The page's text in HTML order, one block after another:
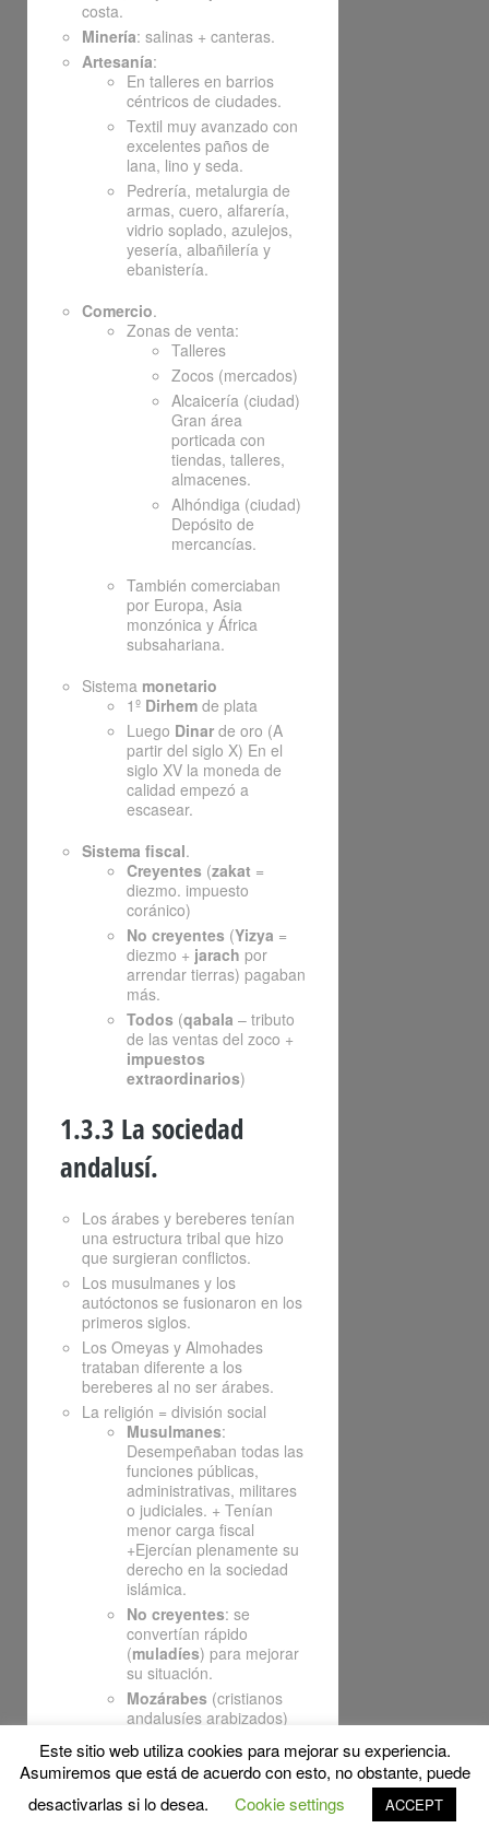
costa.
Minería: salinas + canteras.
Artesanía:
En talleres en barrios
céntricos de ciudades.
Textil muy avanzado con
excelentes paños de
lana, lino y seda.
Pedrería, metalurgia de
armas, cuero, alfarería,
vidrio soplado, azulejos,
yesería, albañilería y
ebanistería.
Comercio.
Zonas de venta:
Talleres
Zocos (mercados)
Alcaicería (ciudad)
Gran área
porticada con
tiendas, talleres,
almacenes.
Alhóndiga (ciudad)
Depósito de
mercancías.
También comerciaban
por Europa, Asia
monzónica y África
subsahariana.
Sistema monetario
1º Dirhem de plata
Luego Dinar de oro (A
partir del siglo X) En el
siglo XV la moneda de
calidad empezó a
escasear.
Sistema fiscal.
Creyentes (zakat =
diezmo. impuesto
coránico)
No creyentes (Yizya =
diezmo + jarach por
arrendar tierras) pagaban
más.
Todos (qabala – tributo
de las ventas del zoco +
impuestos
extraordinarios)
1.3.3 La sociedad
andalusí.
Los árabes y bereberes tenían
una estructura tribal que hizo
que surgieran conflictos.
Los musulmanes y los
autóctonos se fusionaron en los
primeros siglos.
Los Omeyas y Almohades
trataban diferente a los
bereberes al no ser árabes.
La religión = división social
Musulmanes:
Desempeñaban todas las
funciones públicas,
administrativas, militares
o judiciales. + Tenían
menor carga fiscal
+Ejercían plenamente su
derecho en la sociedad
islámica.
No creyentes: se
convertían rápido
(muladíes) para mejorar
su situación.
Mozárabes (cristianos
andalusíes arabizados)
numerosos e
influyentes pero
fueron
desapareciendo al
Este sitio web utiliza cookies para mejorar su experiencia.
Asumiremos que está de acuerdo con esto, no obstante, puede
desactivarlas si lo desea.
Cookie settings ACCEPT